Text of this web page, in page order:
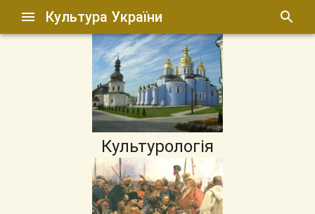
Культура України
Культурологія